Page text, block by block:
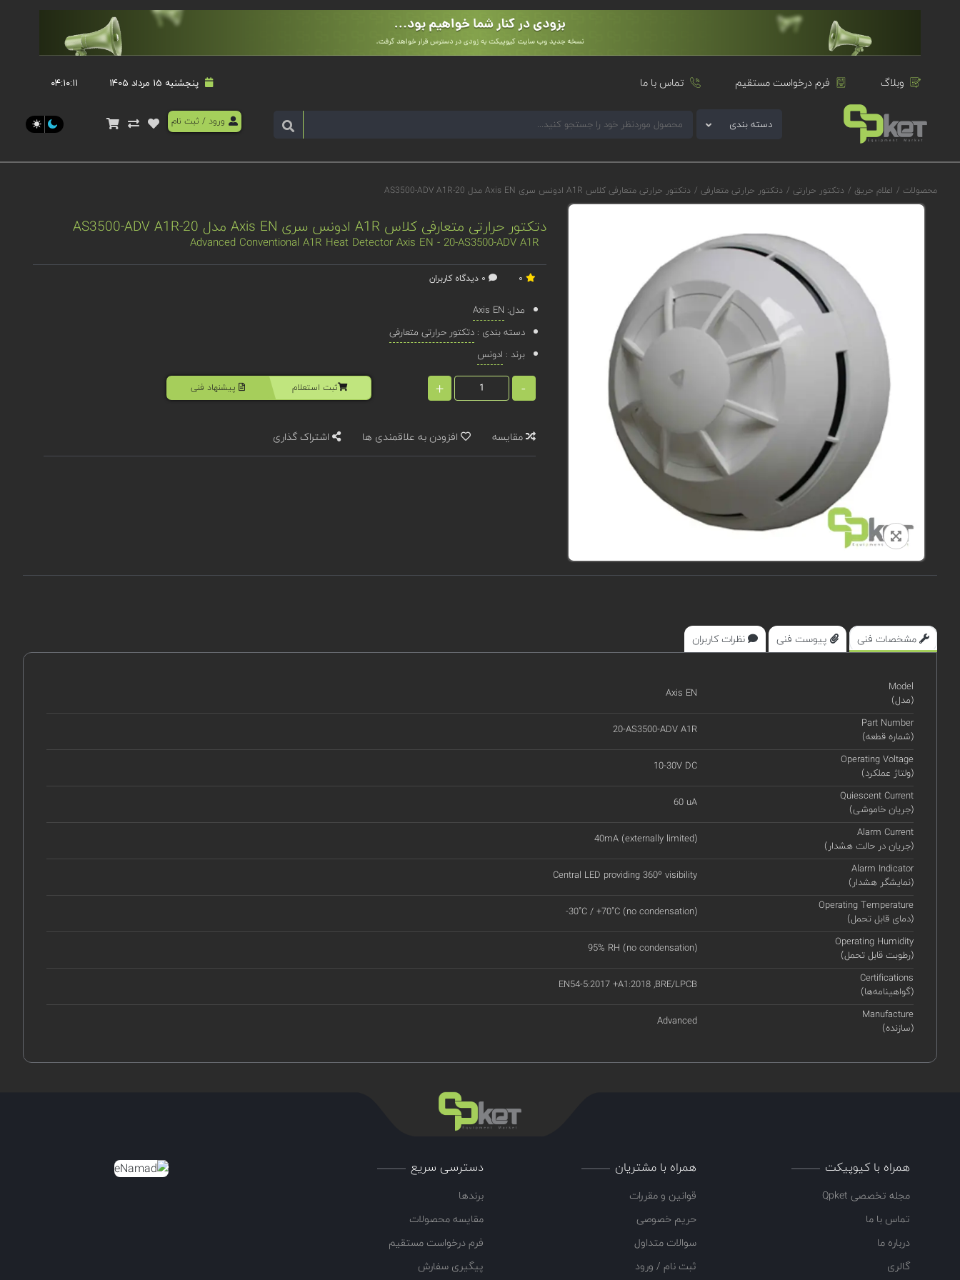
وبلاگ فرم درخواست مستقیم تماس با ما پنجشنبه 15 مرداد 1405 ۰۴:۱۰:۱۱
دسته بندی ورود / ثبت نام
محصولات / اعلام حریق / دتکتور حرارتی / دتکتور حرارتی متعارفی / دتکتور حرارتی متعارفی کلاس A1R ادونس سری Axis EN مدل 20-AS3500-ADV A1R
دتکتور حرارتی متعارفی کلاس A1R ادونس سری Axis EN مدل 20-AS3500-ADV A1R
Advanced Conventional A1R Heat Detector Axis EN - 20-AS3500-ADV A1R
مدل: Axis EN
دسته بندی :دتکتور حرارتی متعارفی
برند : ادونس
-
+ ثبت استعلام پیشنهاد فنی
مقایسه افزودن به علاقمندی ها اشتراک گذاری
مشخصات فنی پیوست فنی نظرات کاربران
Model
(مدل)
Axis EN
Part Number
(شماره قطعه)
20-AS3500-ADV A1R
Operating Voltage
(ولتاژ عملکرد)
10-30V DC
Quiescent Current
(جریان خاموشی)
60 uA
Alarm Current
(جریان در حالت هشدار)
40mA (externally limited)
Alarm Indicator
(نمایشگر هشدار)
Central LED providing 360º visibility
Operating Temperature
(دمای قابل تحمل)
-30˚C / +70˚C (no condensation)
Operating Humidity
(رطوبت قابل تحمل)
95% RH (no condensation)
Certifications
(گواهینامه‌ها)
EN54-5:2017 +A1:2018 ,BRE/LPCB
Manufacture
(سازنده)
Advanced
همراه با کیوپیکت
مجله تخصصی Qpket
تماس با ما
درباره ما
گالری
همراه با مشتریان
قوانین و مقررات
حریم خصوصی
سوالات متداول
ثبت نام / ورود
دسترسی سریع
برندها
مقایسه محصولات
فرم درخواست مستقیم
پیگیری سفارش